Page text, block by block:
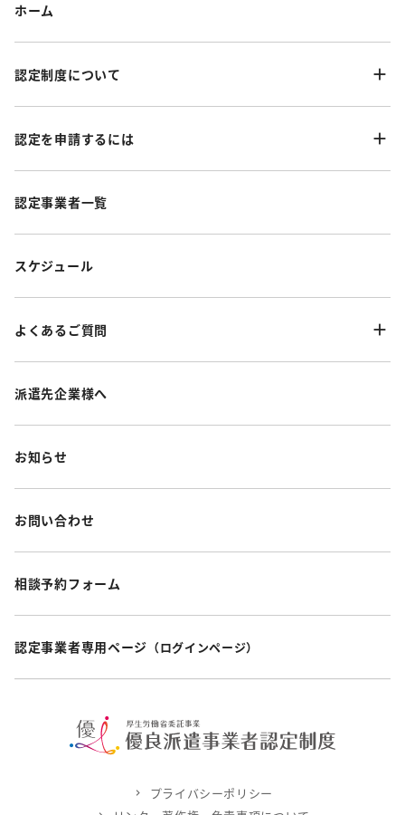
ホーム
認定制度について
認定を申請するには
認定事業者一覧
スケジュール
よくあるご質問
派遣先企業様へ
お知らせ
お問い合わせ
相談予約フォーム
認定事業者専用ページ （ログインページ）
プライバシーポリシー